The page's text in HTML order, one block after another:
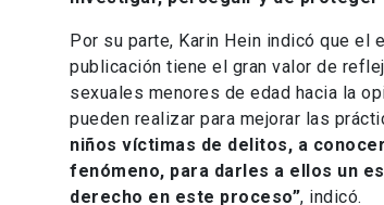
Por su parte, Karin Hein indicó que
publicación tiene el gran valor de
sexuales menores de edad hacia la
pueden realizar para mejorar las
niños víctimas de delitos, a
fenómeno, para darles a ellos un
derecho en este proceso”, indicó.